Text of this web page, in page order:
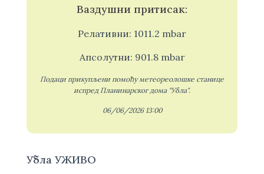
Ваздушни притисак:
Релативни: 1011.2 mbar
Апсолутни: 901.8 mbar
Подаци прикупљени помоћу метеореолошке станице
испред Планинарског дома "Убла".
06/06/2026 13:00
Убла УЖИВО